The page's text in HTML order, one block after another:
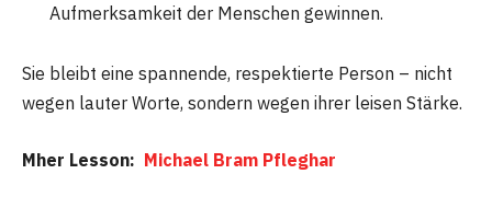
Aufmerksamkeit der Menschen gewinnen.
Sie bleibt eine spannende, respektierte Person – nicht
wegen lauter Worte, sondern wegen ihrer leisen Stärke.
Mher Lesson: Michael Bram Pfleghar